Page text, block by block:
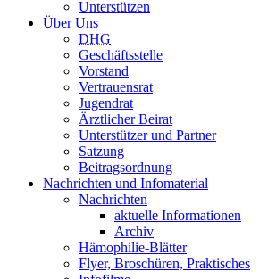
Unterstützen
Über Uns
DHG
Geschäftsstelle
Vorstand
Vertrauensrat
Jugendrat
Ärztlicher Beirat
Unterstützer und Partner
Satzung
Beitragsordnung
Nachrichten und Infomaterial
Nachrichten
aktuelle Informationen
Archiv
Hämophilie-Blätter
Flyer, Broschüren, Praktisches